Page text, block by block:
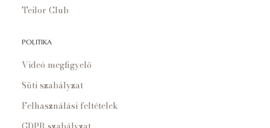
Teilor Club
POLITIKA
Videó megfigyelő
Süti szabályzat
Felhasználási feltételek